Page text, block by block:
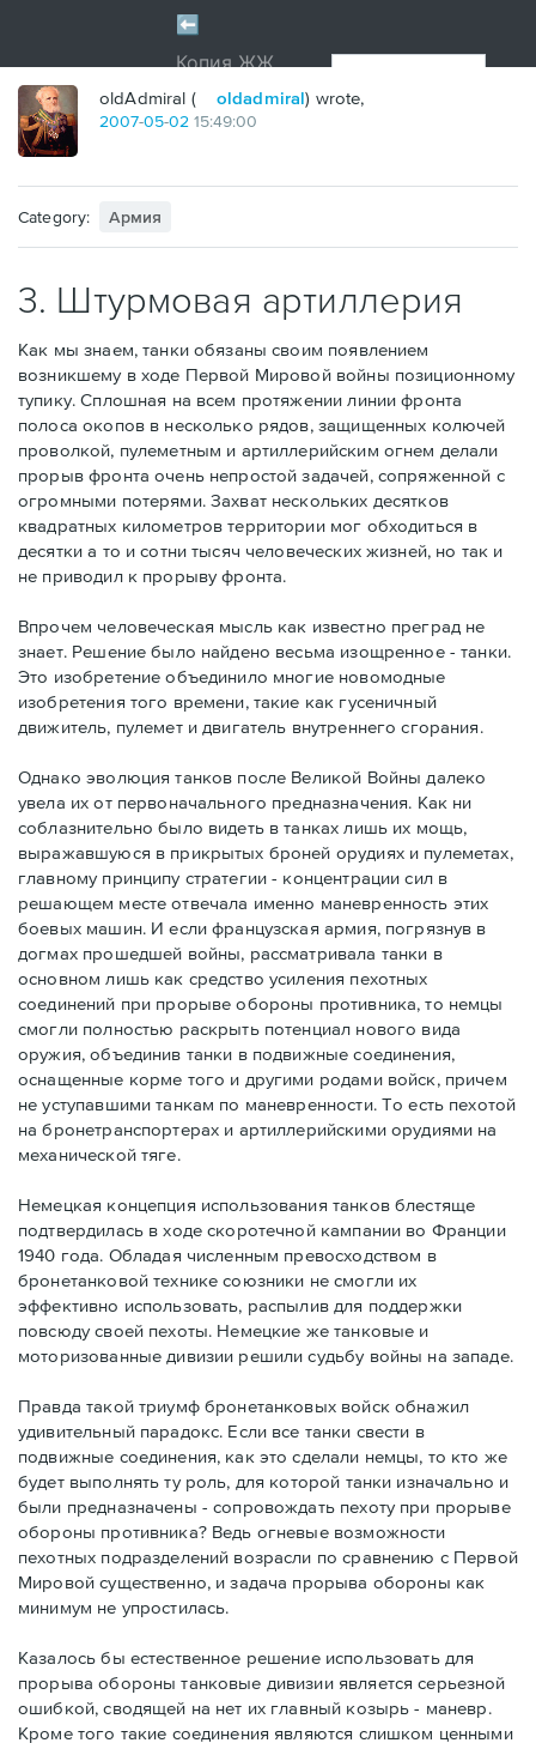
oldAdmiral ( oldadmiral) wrote,
2007-05-02 15:49:00
Category: Армия
3. Штурмовая артиллерия
Как мы знаем, танки обязаны своим появлением
возникшему в ходе Первой Мировой войны позиционному
тупику. Сплошная на всем протяжении линии фронта
полоса окопов в несколько рядов, защищенных колючей
проволкой, пулеметным и артиллерийским огнем делали
прорыв фронта очень непростой задачей, сопряженной с
огромными потерями. Захват нескольких десятков
квадратных километров территории мог обходиться в
десятки а то и сотни тысяч человеческих жизней, но так и
не приводил к прорыву фронта.
Впрочем человеческая мысль как известно преград не
знает. Решение было найдено весьма изощренное - танки.
Это изобретение объединило многие новомодные
изобретения того времени, такие как гусеничный
движитель, пулемет и двигатель внутреннего сгорания.
Однако эволюция танков после Великой Войны далеко
увела их от первоначального предназначения. Как ни
соблазнительно было видеть в танках лишь их мощь,
выражавшуюся в прикрытых броней орудиях и пулеметах,
главному принципу стратегии - концентрации сил в
решающем месте отвечала именно маневренность этих
боевых машин. И если французская армия, погрязнув в
догмах прошедшей войны, рассматривала танки в
основном лишь как средство усиления пехотных
соединений при прорыве обороны противника, то немцы
смогли полностью раскрыть потенциал нового вида
оружия, объединив танки в подвижные соединения,
оснащенные корме того и другими родами войск, причем
не уступавшими танкам по маневренности. То есть пехотой
на бронетранспортерах и артиллерийскими орудиями на
механической тяге.
Немецкая концепция использования танков блестяще
подтвердилась в ходе скоротечной кампании во Франции
1940 года. Обладая численным превосходством в
бронетанковой технике союзники не смогли их
эффективно использовать, распылив для поддержки
повсюду своей пехоты. Немецкие же танковые и
моторизованные дивизии решили судьбу войны на западе.
Правда такой триумф бронетанковых войск обнажил
удивительный парадокс. Если все танки свести в
подвижные соединения, как это сделали немцы, то кто же
будет выполнять ту роль, для которой танки изначально и
были предназначены - сопровождать пехоту при прорыве
обороны противника? Ведь огневые возможности
пехотных подразделений возрасли по сравнению с Первой
Мировой существенно, и задача прорыва обороны как
минимум не упростилась.
Казалось бы естественное решение использовать для
прорыва обороны танковые дивизии является серьезной
ошибкой, сводящей на нет их главный козырь - маневр.
Кроме того такие соединения являются слишком ценными